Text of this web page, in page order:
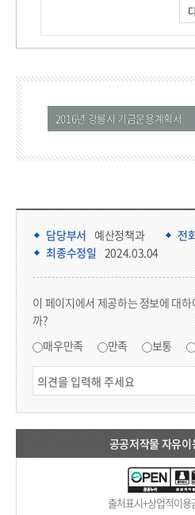
2016년 강릉시 기금운용계획서
담당부서 정보 & 컨텐츠 만족도 조사 & 공공저작물 자유이용 허락 표시
담당부서 예산정책과 전
최종수정일 2024.03.04
이 페이지에서 제공하는 정보에 대
까?
매우만족 만족 보통
공공저작물 자유이
출처표시+상업적이용